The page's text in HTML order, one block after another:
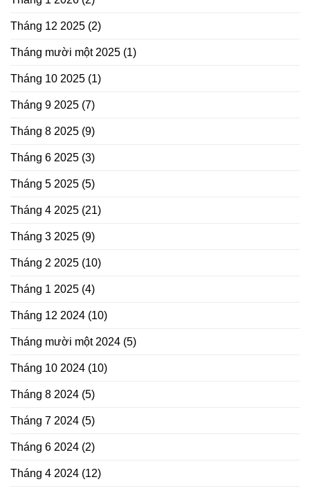
Tháng 12 2025 (2)
Tháng mười một 2025 (1)
Tháng 10 2025 (1)
Tháng 9 2025 (7)
Tháng 8 2025 (9)
Tháng 6 2025 (3)
Tháng 5 2025 (5)
Tháng 4 2025 (21)
Tháng 3 2025 (9)
Tháng 2 2025 (10)
Tháng 1 2025 (4)
Tháng 12 2024 (10)
Tháng mười một 2024 (5)
Tháng 10 2024 (10)
Tháng 8 2024 (5)
Tháng 7 2024 (5)
Tháng 6 2024 (2)
Tháng 4 2024 (12)